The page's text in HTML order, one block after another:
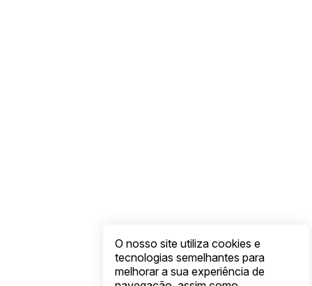
O nosso site utiliza cookies e
tecnologias semelhantes para
melhorar a sua experiência de